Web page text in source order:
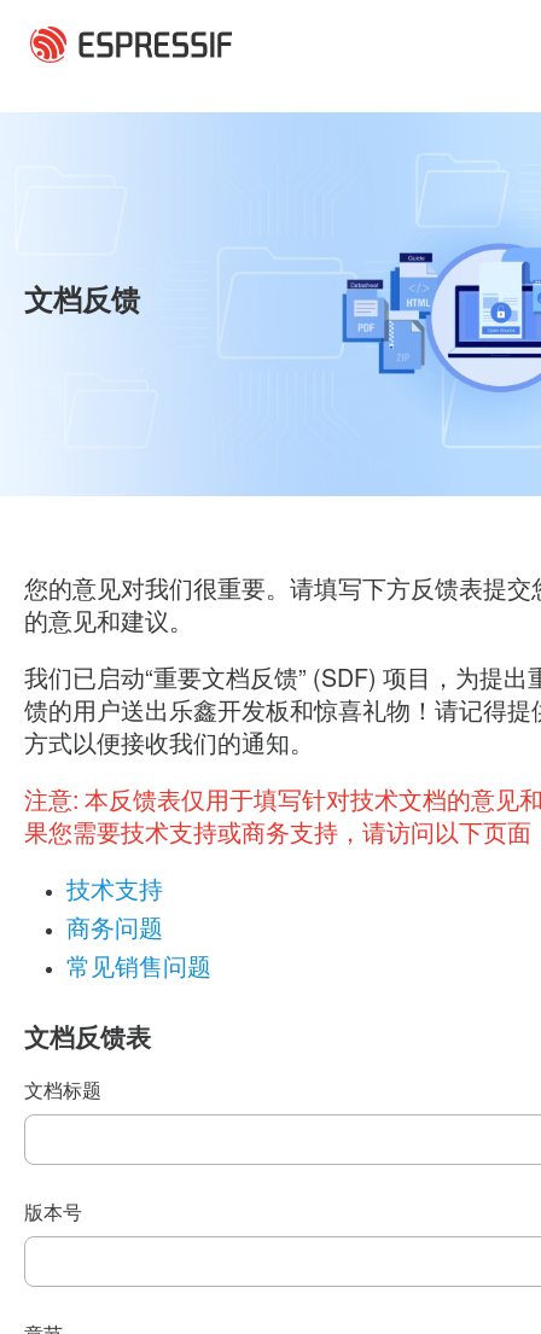
文档反馈
您的意见对我们很重要。请填写下方反馈表提交
的意见和建议。
我们已启动“重要文档反馈” (SDF) 项目，为提出
馈的用户送出乐鑫开发板和惊喜礼物！请记得提
方式以便接收我们的通知。
注意: 本反馈表仅用于填写针对技术文档的意见
果您需要技术支持或商务支持，请访问以下页面
技术支持
商务问题
常见销售问题
文档反馈表
文档标题
版本号